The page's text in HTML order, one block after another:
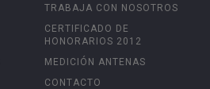
TRABAJA CON NOSOTROS
CERTIFICADO DE
HONORARIOS 2012
MEDICIÓN ANTENAS
CONTACTO